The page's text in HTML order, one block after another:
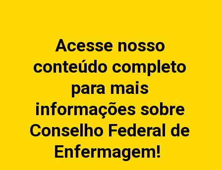
Acesse nosso
conteúdo completo
para mais
informações sobre
Conselho Federal de
Enfermagem!